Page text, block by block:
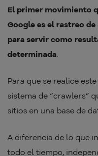
El primer movimiento
Google es el rastreo
para servir como
determinada
Para que se realice
sistema de “crawlers”
sitios en una base de
A diferencia de lo que
todo el tiempo,